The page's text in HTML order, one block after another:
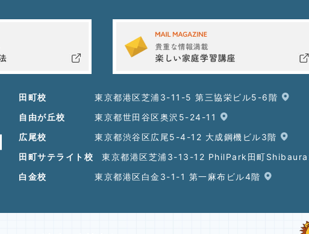
田町校
東京都港区芝浦3-11-5 第三協栄ビル5-6階
自由が丘校
東京都世田谷区奥沢5-24-11
広尾校
東京都渋谷区広尾5-4-12 大成鋼機ビル3階
田町サテライト校
東京都港区芝浦3-13-12 PhilPark田町
白金校
東京都港区白金3-1-1 第一麻布ビル4階